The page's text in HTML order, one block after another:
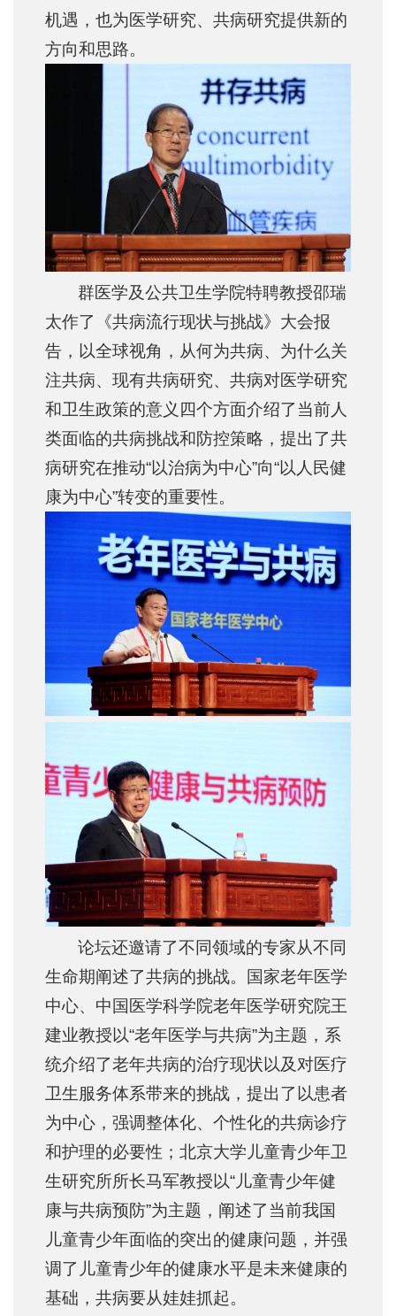
机遇，也为医学研究、共病研究提供新的
方向和思路。
群医学及公共卫生学院特聘教授邵瑞
太作了《共病流行现状与挑战》大会报
告，以全球视角，从何为共病、为什么关
注共病、现有共病研究、共病对医学研究
和卫生政策的意义四个方面介绍了当前人
类面临的共病挑战和防控策略，提出了共
病研究在推动“以治病为中心”向“以人民健
康为中心”转变的重要性。
论坛还邀请了不同领域的专家从不同
生命期阐述了共病的挑战。国家老年医学
中心、中国医学科学院老年医学研究院王
建业教授以“老年医学与共病”为主题，系
统介绍了老年共病的治疗现状以及对医疗
卫生服务体系带来的挑战，提出了以患者
为中心，强调整体化、个性化的共病诊疗
和护理的必要性；北京大学儿童青少年卫
生研究所所长马军教授以“儿童青少年健
康与共病预防”为主题，阐述了当前我国
儿童青少年面临的突出的健康问题，并强
调了儿童青少年的健康水平是未来健康的
基础，共病要从娃娃抓起。